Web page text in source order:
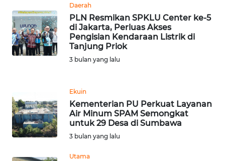
Daerah
PLN Resmikan SPKLU Center ke-5
di Jakarta, Perluas Akses
Pengisian Kendaraan Listrik di
Tanjung Priok
3 bulan yang lalu
Ekuin
Kementerian PU Perkuat Layanan
Air Minum SPAM Semongkat
untuk 29 Desa di Sumbawa
3 bulan yang lalu
Utama
WN
LABUHANBATU
WN DELI
SERDANG